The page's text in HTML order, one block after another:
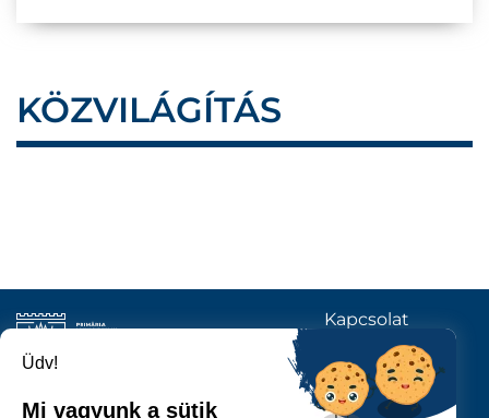
KÖZVILÁGÍTÁS
Kapcsolat
KÖVESSENEK
Üdv!
Mi vagyunk a sütik